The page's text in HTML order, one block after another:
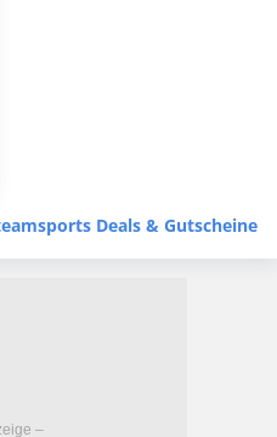
Deals & Gutscheine